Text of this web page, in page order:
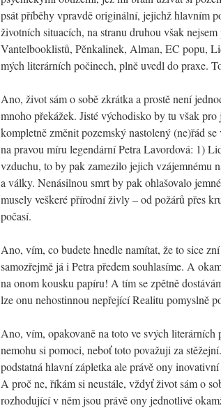
psát příběhy vpravdě originální, jejichž hlavním
životních situacích, na stranu druhou však
Vantelbooklistů, Pěnkalinek, Alman, EC popu,
mých literárních počinech, plně uvedl do praxe.
Ano, život sám o sobě zkrátka a prostě není
mnoho překážek. Jisté východisko by tu však
kompletně změnit pozemský nastolený (ne)řád
na pravou míru legendární Petra Lavordová: 1)
vzduchu, to by pak zamezilo jejich vzájemnému
a války. Nenásilnou smrt by pak ohlašovalo
musely veškeré přírodní živly – od požárů přes
počasí.
Ano, vím, co budete hnedle namítat, že to sice
samozřejmě já i Petra předem souhlasíme. A
na onom kousku papíru! A tím se zpětně
lze onu nehostinnou nepřející Realitu pomyslně
Ano, vím, opakovaně na toto ve svých
nemohu si pomoci, neboť toto považuji za
podstatná hlavní zápletka ale právě ony
A proč ne, říkám si neustále, vždyť život sám o
rozhodující v něm jsou právě ony jednotlivé